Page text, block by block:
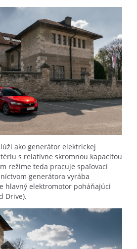
ako generátor elektrickej
s relatívne skromnou kapacitou
režime teda pracuje spaľovací
generátora vyrába
hlavný elektromotor poháňajúci
Drive).